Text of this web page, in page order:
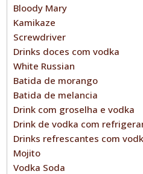
Bloody Mary
Kamikaze
Screwdriver
Drinks doces com vodka
White Russian
Batida de morango
Batida de melancia
Drink com groselha e vodka
Drink de vodka com
Drinks refrescantes com
Mojito
Vodka Soda